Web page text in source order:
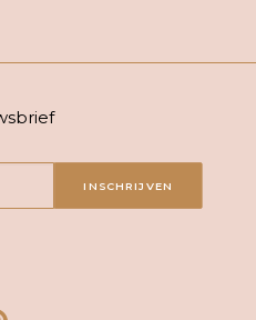
INSCHRIJVEN